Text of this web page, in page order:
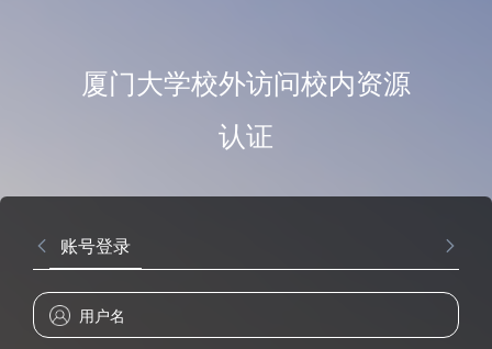
厦门大学校外访问校内资源
认证
账号登录